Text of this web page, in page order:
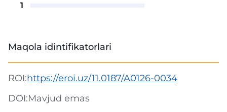
1
Maqola idintifikatorlari
ROI:https://eroi.uz/11.0187/A0126-0034
DOI:Mavjud emas